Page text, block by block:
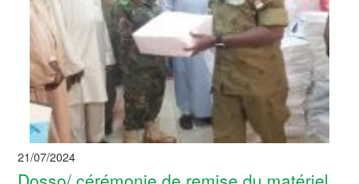
21/07/2024